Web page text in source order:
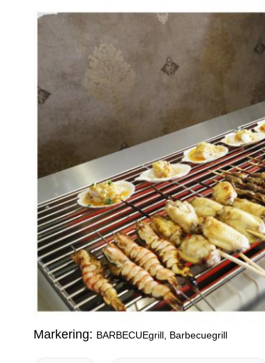
Markering: BARBECUEgrill, Barbecuegrill